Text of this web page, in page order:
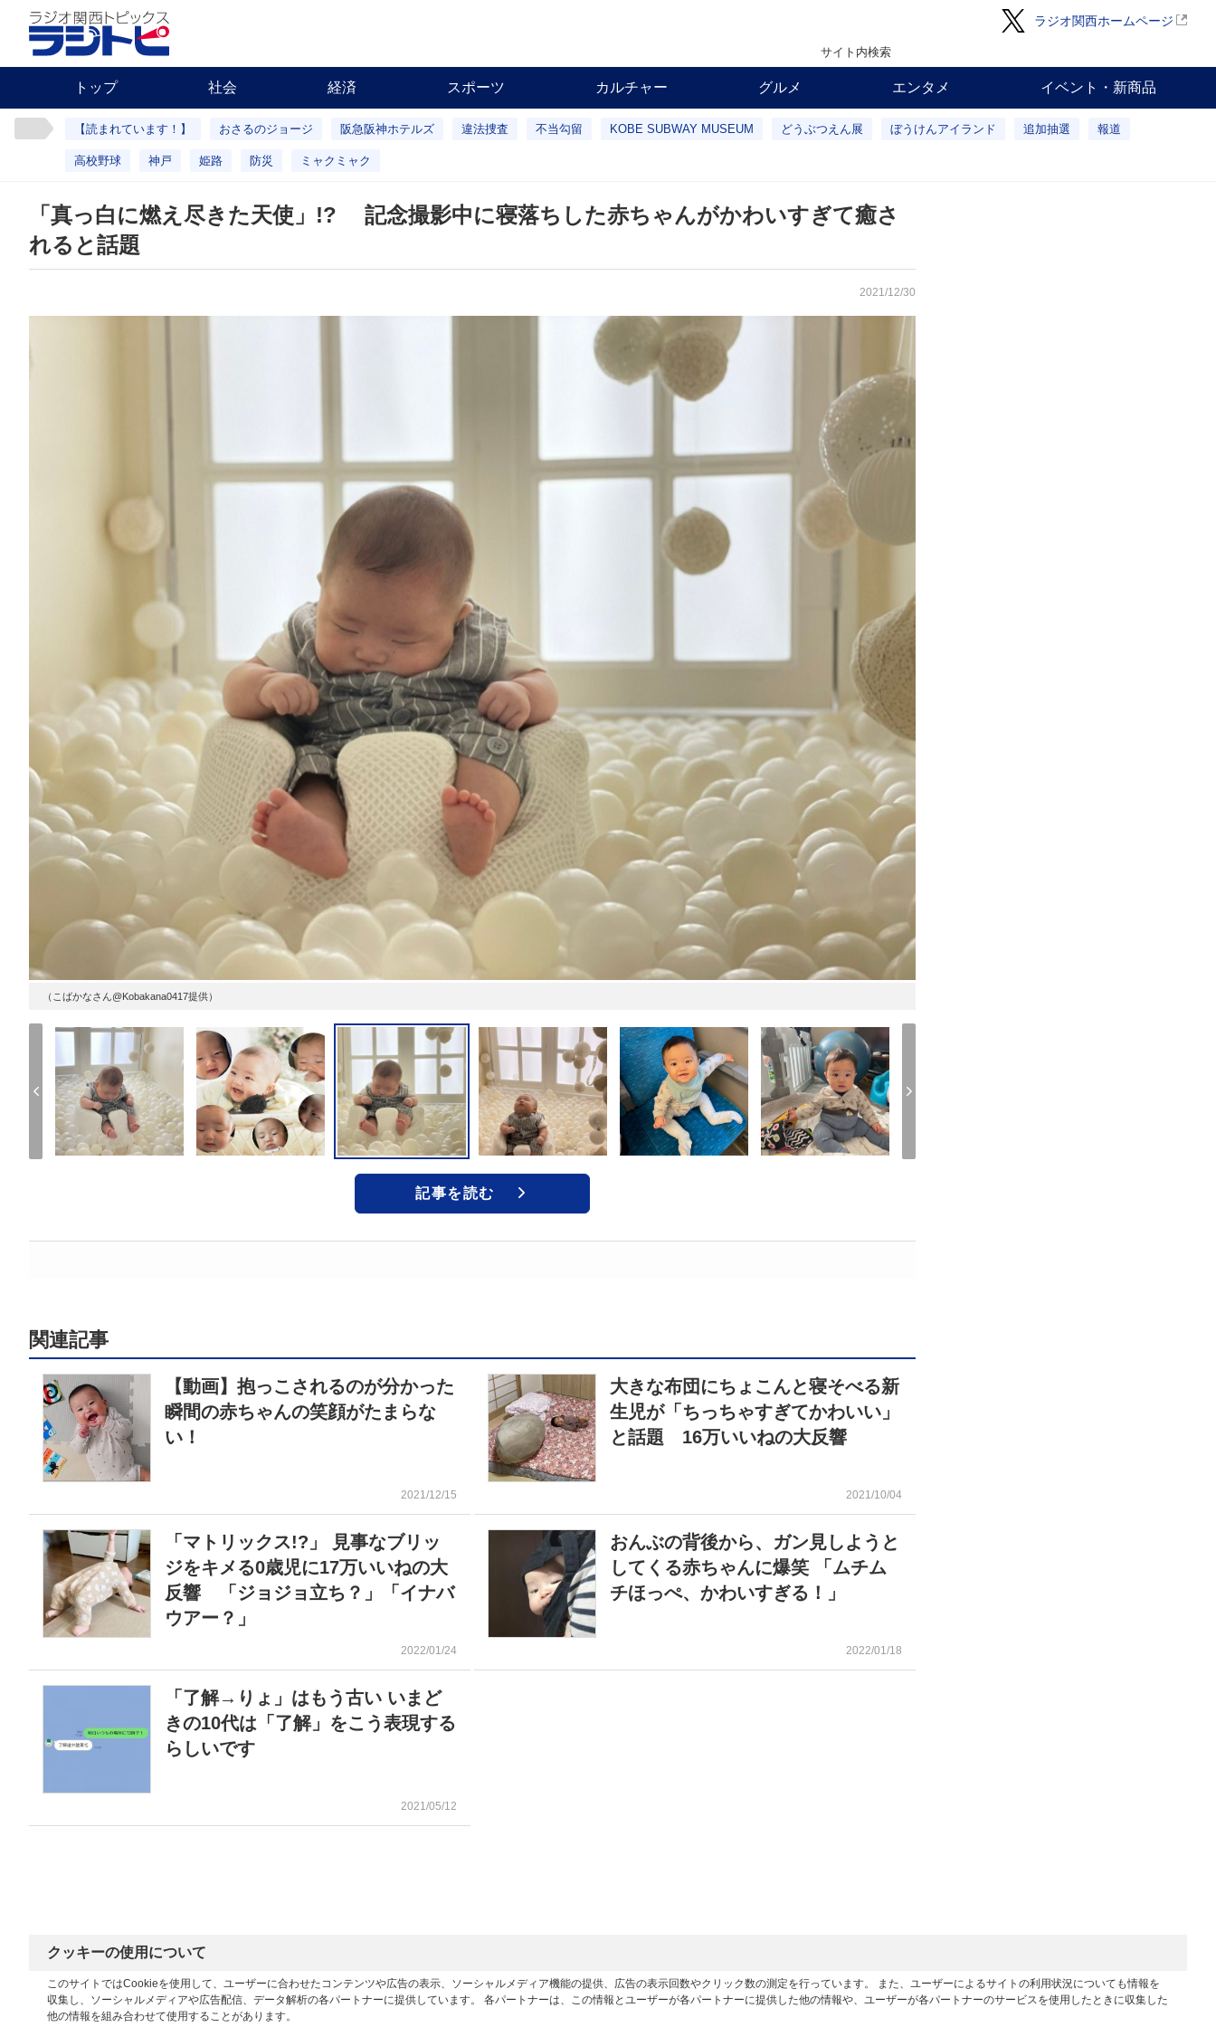
ラジオ関西ホームページ
サイト内検索
トップ 社会 経済 スポーツ カルチャー グルメ エンタメ イベント・新商品
【読まれています！】 おさるのジョージ 阪急阪神ホテルズ 違法捜査 不当勾留 KOBE SUBWAY MUSEUM どうぶつえん展 ぼうけんアイランド 追加抽選 報道
高校野球 神戸 姫路 防災 ミャクミャク
「真っ白に燃え尽きた天使」!? 記念撮影中に寝落ちした赤ちゃんがかわいすぎて癒さ
れると話題
2021/12/30
（こばかなさん@Kobakana0417提供）
記事を読む
関連記事
【動画】抱っこされるのが分かった
瞬間の赤ちゃんの笑顔がたまらな
い！
2021/12/15
大きな布団にちょこんと寝そべる新
生児が「ちっちゃすぎてかわいい」
と話題 16万いいねの大反響
2021/10/04
「マトリックス!?」 見事なブリッ
ジをキメる0歳児に17万いいねの大
反響 「ジョジョ立ち？」「イナバ
ウアー？」
2022/01/24
おんぶの背後から、ガン見しようと
してくる赤ちゃんに爆笑 「ムチム
チほっぺ、かわいすぎる！」
2022/01/18
「了解→りょ」はもう古い いまど
きの10代は「了解」をこう表現する
らしいです
2021/05/12
クッキーの使用について
このサイトではCookieを使用して、ユーザーに合わせたコンテンツや広告の表示、ソーシャルメディア機能の提供、広告の表示回数やクリック数の測定を行っています。 また、ユーザーによるサイトの利用状況についても情報を
収集し、ソーシャルメディアや広告配信、データ解析の各パートナーに提供しています。 各パートナーは、この情報とユーザーが各パートナーに提供した他の情報や、ユーザーが各パートナーのサービスを使用したときに収集した
他の情報を組み合わせて使用することがあります。